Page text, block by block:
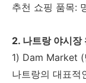
추천 쇼핑 품목:
2. 나트랑 야시장
1) Dam Market (
나트랑의 대표적